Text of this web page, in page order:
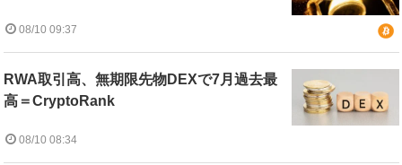
08/10 09:37
RWA取引高、無期限先物DEXで7月過去最
高＝CryptoRank
08/10 08:34